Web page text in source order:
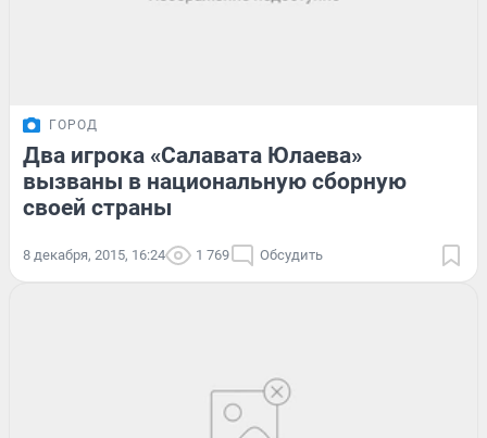
ГОРОД
Два игрока «Салавата Юлаева»
вызваны в национальную сборную
своей страны
8 декабря, 2015, 16:24 1 769 Обсудить